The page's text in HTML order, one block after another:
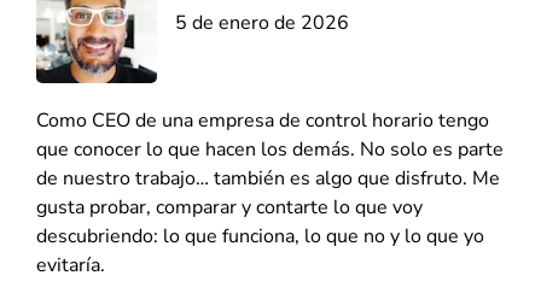
5 de enero de 2026
Como CEO de una empresa de control horario tengo
que conocer lo que hacen los demás. No solo es parte
de nuestro trabajo… también es algo que disfruto. Me
gusta probar, comparar y contarte lo que voy
descubriendo: lo que funciona, lo que no y lo que yo
evitaría.